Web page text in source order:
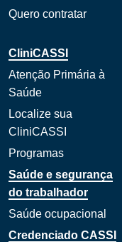
Quero contratar
CliniCASSI
Atenção Primária à
Saúde
Localize sua
CliniCASSI
Programas
Saúde e segurança
do trabalhador
Saúde ocupacional
Credenciado CASSI